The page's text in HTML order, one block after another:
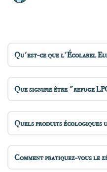
Qu'est-ce que l'Écolabel
Que signifie être "refuge
Quels produits écologiques
Comment pratiquez-vous le